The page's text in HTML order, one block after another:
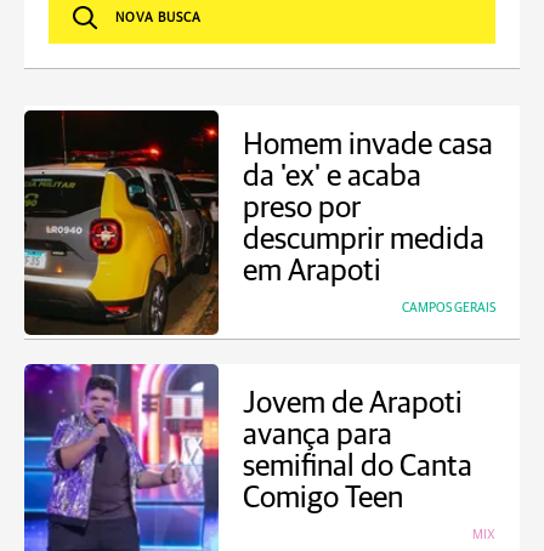
Homem invade casa
da 'ex' e acaba
preso por
descumprir medida
em Arapoti
CAMPOS GERAIS
Jovem de Arapoti
avança para
semifinal do Canta
Comigo Teen
MIX